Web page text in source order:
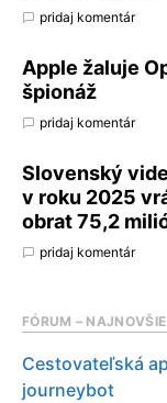
pridaj komentár
Apple žaluje
špionáž
pridaj komentár
Slovenský
v roku 2025
obrat 75,2
pridaj komentár
FÓRUM –
Cestovateľská
journeybot